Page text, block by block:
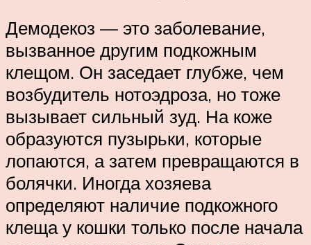
Демодекоз — это заболевание,
вызванное другим подкожным
клещом. Он заседает глубже, чем
возбудитель нотоэдроза, но тоже
вызывает сильный зуд. На коже
образуются пузырьки, которые
лопаются, а затем превращаются в
болячки. Иногда хозяева
определяют наличие подкожного
клеща у кошки только после начала